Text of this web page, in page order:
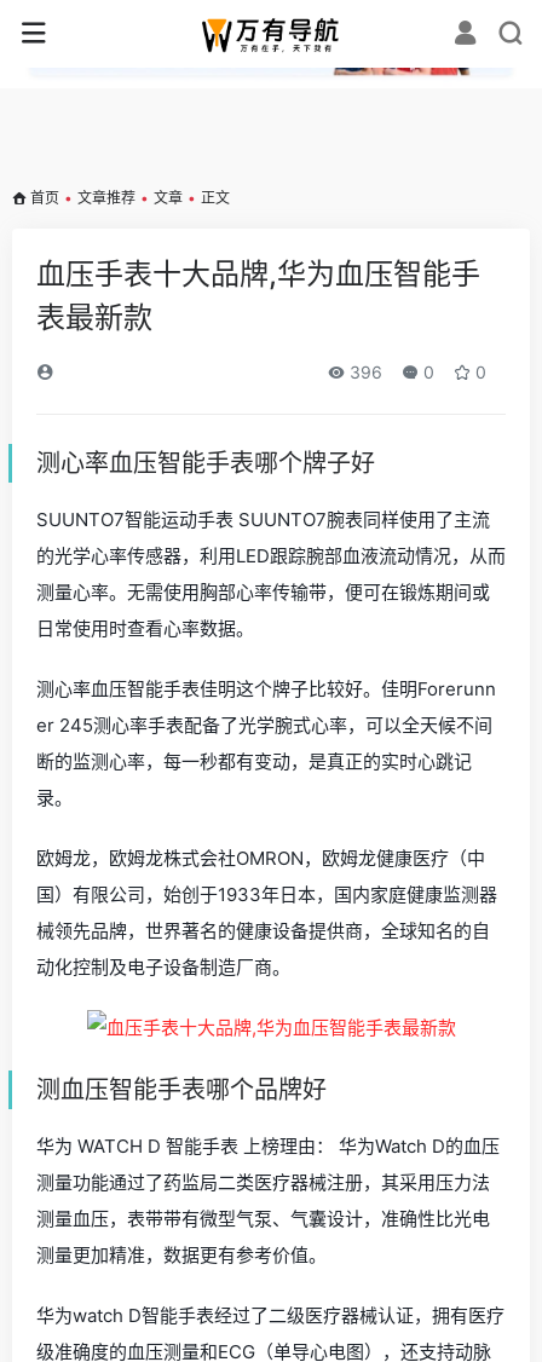
✕
首页 • 文章推荐 • 文章 • 正文
血压手表十大品牌,华为血压智能手
表最新款
396 0 0
测心率血压智能手表哪个牌子好
SUUNTO7智能运动手表 SUUNTO7腕表同样使用了主流
的光学心率传感器，利用LED跟踪腕部血液流动情况，从而
测量心率。无需使用胸部心率传输带，便可在锻炼期间或
日常使用时查看心率数据。
测心率血压智能手表佳明这个牌子比较好。佳明Forerunn
er 245测心率手表配备了光学腕式心率，可以全天候不间
断的监测心率，每一秒都有变动，是真正的实时心跳记
录。
欧姆龙，欧姆龙株式会社OMRON，欧姆龙健康医疗（中
国）有限公司，始创于1933年日本，国内家庭健康监测器
械领先品牌，世界著名的健康设备提供商，全球知名的自
动化控制及电子设备制造厂商。
测血压智能手表哪个品牌好
华为 WATCH D 智能手表 上榜理由： 华为Watch D的血压
测量功能通过了药监局二类医疗器械注册，其采用压力法
测量血压，表带带有微型气泵、气囊设计，准确性比光电
测量更加精准，数据更有参考价值。
华为watch D智能手表经过了二级医疗器械认证，拥有医疗
级准确度的血压测量和ECG（单导心电图），还支持动脉